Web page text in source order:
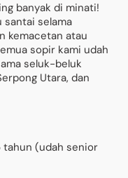
banyak di minati!
santai selama
kemacetan atau
sopir kami udah
seluk-beluk
Utara, dan
tahun (udah senior